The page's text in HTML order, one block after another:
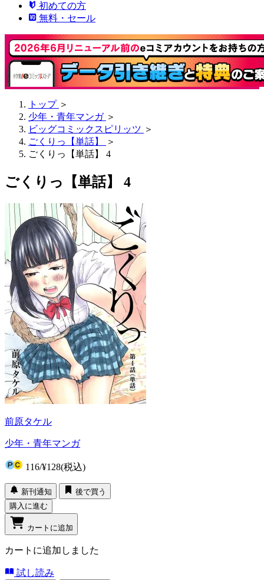
初めての方
無料・セール
トップ ＞
少年・青年マンガ ＞
ビッグコミックスピリッツ ＞
ごくりっ【単話】
＞
ごくりっ【単話】 4
ごくりっ【単話】 4
前原タケル
少年・青年マンガ
116/¥128(税込)
新刊通知
後で買う
購入に進む
カートに追加
カートに追加しました
試し読み